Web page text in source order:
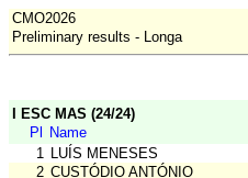
CMO2026
Preliminary results - Longa
I ESC MAS (24/24)
Pl
Name
1 LUÍS MENESES
2 CUSTÓDIO ANTÓNIO